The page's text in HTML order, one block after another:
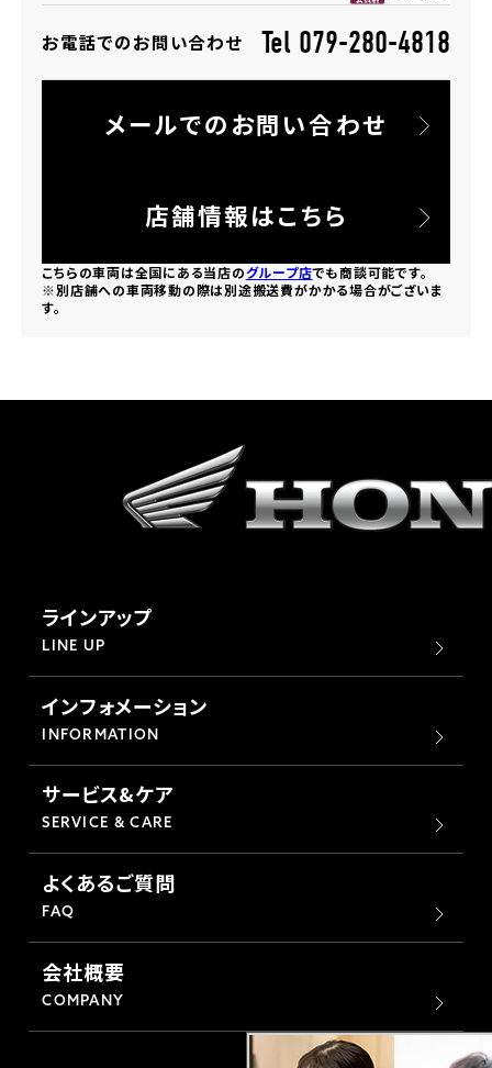
お電話でのお問い合わせ Tel 079-280-4818
メールでのお問い合わせ
店舗情報はこちら
こちらの車両は全国にある当店のグループ店でも商談可能です。
※別店舗への車両移動の際は別途搬送費がかかる場合がございま
す。
ラインアップ
LINE UP
インフォメーション
INFORMATION
サービス&ケア
SERVICE & CARE
よくあるご質問
FAQ
会社概要
COMPANY
ホンダドリーム ふかや花園
ホンダドリーム 所沢